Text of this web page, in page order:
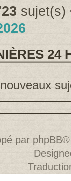
sujet(s)
24
par phpBB®